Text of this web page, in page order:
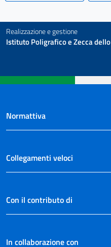
Realizzazione e gestione
Istituto Poligrafico e Zecca
Normattiva
Collegamenti veloci
Con il contributo di
In collaborazione con